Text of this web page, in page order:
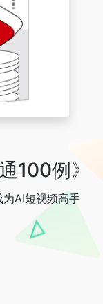
100例》
AI短视频高手